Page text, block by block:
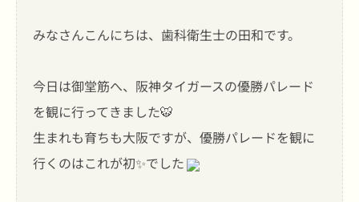
みなさんこんにちは、歯科衛生士の田和です。
今日は御堂筋へ、阪神タイガースの優勝パレード
を観に行ってきました🐯
生まれも育ちも大阪ですが、優勝パレードを観に
行くのはこれが初✨でした